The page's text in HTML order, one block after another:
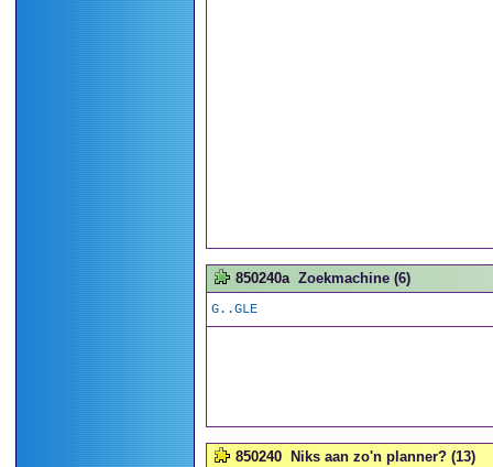
850240a Zoekmachine (6)
G..GLE
850240 Niks aan zo'n planner? (13)